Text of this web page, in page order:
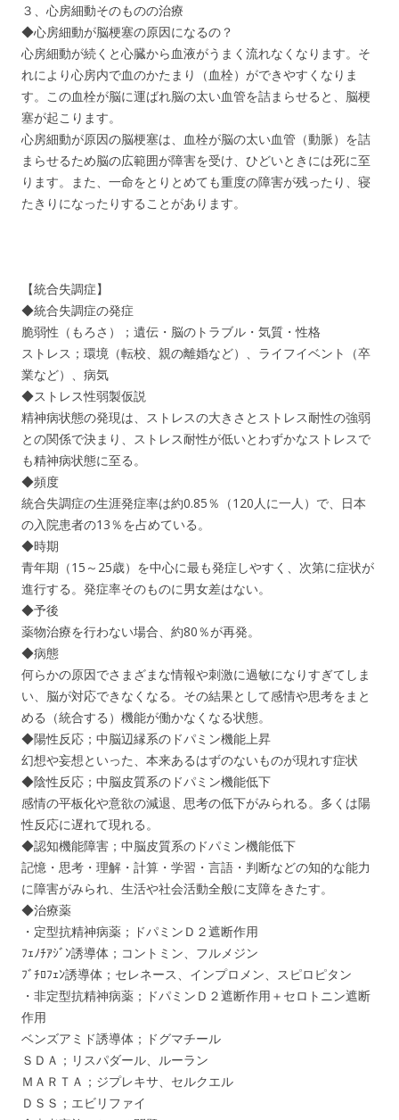
３、心房細動そのものの治療
◆心房細動が脳梗塞の原因になるの？
心房細動が続くと心臓から血液がうまく流れなくなります。そ
れにより心房内で血のかたまり（血栓）ができやすくなりま
す。この血栓が脳に運ばれ脳の太い血管を詰まらせると、脳梗
塞が起こります。
心房細動が原因の脳梗塞は、血栓が脳の太い血管（動脈）を詰
まらせるため脳の広範囲が障害を受け、ひどいときには死に至
ります。また、一命をとりとめても重度の障害が残ったり、寝
たきりになったりすることがあります。
【統合失調症】
◆統合失調症の発症
脆弱性（もろさ）；遺伝・脳のトラブル・気質・性格
ストレス；環境（転校、親の離婚など）、ライフイベント（卒
業など）、病気
◆ストレス性弱製仮説
精神病状態の発現は、ストレスの大きさとストレス耐性の強弱
との関係で決まり、ストレス耐性が低いとわずかなストレスで
も精神病状態に至る。
◆頻度
統合失調症の生涯発症率は約0.85％（120人に一人）で、日本
の入院患者の13％を占めている。
◆時期
青年期（15～25歳）を中心に最も発症しやすく、次第に症状が
進行する。発症率そのものに男女差はない。
◆予後
薬物治療を行わない場合、約80％が再発。
◆病態
何らかの原因でさまざまな情報や刺激に過敏になりすぎてしま
い、脳が対応できなくなる。その結果として感情や思考をまと
める（統合する）機能が働かなくなる状態。
◆陽性反応；中脳辺縁系のドパミン機能上昇
幻想や妄想といった、本来あるはずのないものが現れす症状
◆陰性反応；中脳皮質系のドパミン機能低下
感情の平板化や意欲の減退、思考の低下がみられる。多くは陽
性反応に遅れて現れる。
◆認知機能障害；中脳皮質系のドパミン機能低下
記憶・思考・理解・計算・学習・言語・判断などの知的な能力
に障害がみられ、生活や社会活動全般に支障をきたす。
◆治療薬
・定型抗精神病薬；ドパミンＤ２遮断作用
ﾌｪﾉﾁｱｼﾞﾝ誘導体；コントミン、フルメジン
ﾌﾞﾁﾛﾌｪﾝ誘導体；セレネース、インプロメン、スピロピタン
・非定型抗精神病薬；ドパミンＤ２遮断作用＋セロトニン遮断
作用
ベンズアミド誘導体；ドグマチール
ＳＤＡ；リスパダール、ルーラン
ＭＡＲＴＡ；ジプレキサ、セルクエル
ＤＳＳ；エビリファイ